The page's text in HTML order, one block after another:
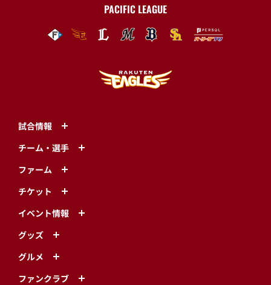
PACIFIC LEAGUE
試合情報
チーム・選手
ファーム
チケット
イベント情報
グッズ
グルメ
ファンクラブ